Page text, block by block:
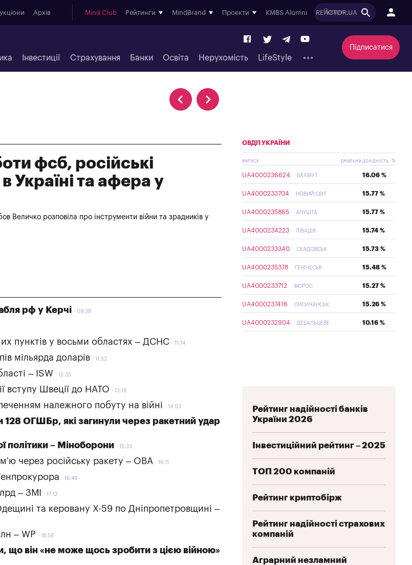
Архів Mind Club Рейтинги MindBrand Проєкти KMBS Alumni REACTOR.UA
Інвестиції Страхування Банки Освіта Нерухомість LifeStyle
Підписатися
фсб, російські
Україні та афера у
Величко розповіла про інструменти війни та зрадників у
рф у Керчі 09:38
пунктів у восьми областях – ДСНС 11:14
мільярда доларів 11:52
– ISW 12:35
вступу Швеції до НАТО 13:16
належного побуту на війні 14:03
128 ОГШБр, які загинули через ракетний удар
політики – Міноборони 15:33
через російську ракету – ОВА 16:11
16:46
– ЗМІ 17:12
та керовану Х-59 по Дніпропетровщині –
– WP 18:58
що він «не може щось зробити з цією війною»
ОВДП УКРАЇНИ
випуск реальна дохідність, %
UA4000236624 БАХМУТ 16.06 %
UA4000233704 НОВИЙ СВІТ 15.77 %
UA4000235865 АЛУШТА 15.77 %
UA4000234223 ЛІВАДІЯ 15.74 %
UA4000233340 СКАДОВСЬК 15.73 %
UA4000235378 ГЕНІЧЕСЬК 15.48 %
UA4000233712 ФОРОС 15.27 %
UA4000237416 ЛИСИЧАНСЬК 15.26 %
UA4000232904 ДЕБАЛЬЦЕВЕ 10.16 %
Рейтинг надійності банків
України 2026
Інвестиційний рейтинг – 2025
ТОП 200 компаній
Рейтинг криптобірж
Рейтинг надійності страхових
компаній
Аграрний незламний